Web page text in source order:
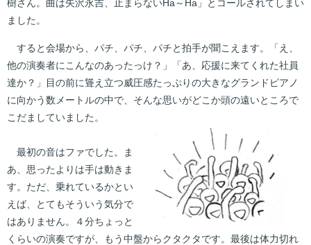
樹さん。曲は矢沢永吉、止まらないHa～Ha」とコールされてしまい
ました。
すると会場から、パチ、パチ、パチと拍手が聞こえます。「え、
他の演奏者にこんなのあったっけ？」「あ、応援に来てくれた社員
達か？」目の前に聳え立つ威圧感たっぷりの大きなグランドピアノ
に向かう数メートルの中で、そんな思いがどこか頭の遠いところで
こだましていました。
最初の音はファでした。ま
あ、思ったよりは手は動きま
す。ただ、乗れているかとい
えば、とてもそういう気分で
はありません。４分ちょっと
くらいの演奏ですが、もう中盤からクタクタです。最後は体力切れ